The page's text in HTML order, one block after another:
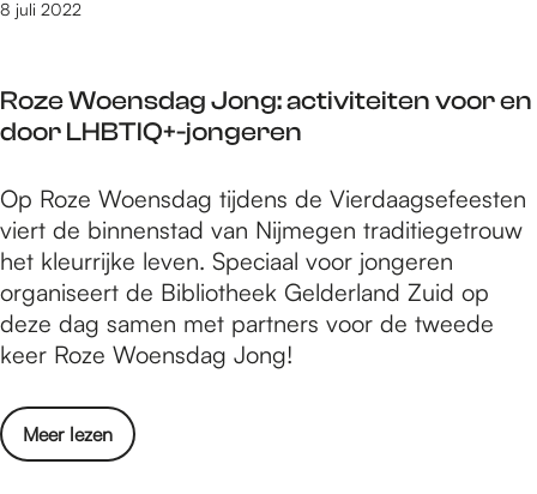
l
r
e
c
r
d
s
r
e
k
n
w
e
r
e
l
r
e
Roze Woensdag Jong: activiteiten voor en
door LHBTIQ+-jongeren
8 juli 2022
R
o
z
e
W
o
n
s
Op Roze Woensdag tijdens de Vierdaagsefeesten
viert de binnenstad van Nijmegen traditiegetrouw
het kleurrijke leven. Speciaal voor jongeren
organiseert de Bibliotheek Gelderland Zuid op
deze dag samen met partners voor de tweede
keer Roze Woensdag Jong!
Meer lezen
o
v